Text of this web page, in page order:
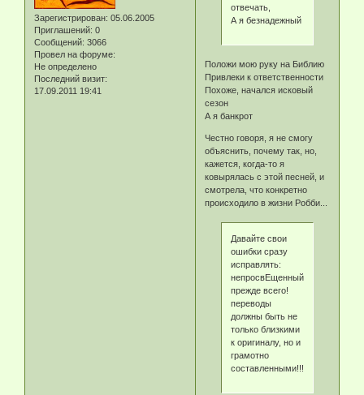
Зарегистрирован: 05.06.2005
Приглашений: 0
Сообщений: 3066
Провел на форуме:
Не определено
Последний визит:
17.09.2011 19:41
отвечать,
А я безнадежный
Положи мою руку на Библию
Привлеки к ответственности
Похоже, начался исковый
сезон
А я банкрот
Честно говоря, я не смогу
объяснить, почему так, но,
кажется, когда-то я
ковырялась с этой песней, и
смотрела, что конкретно
происходило в жизни Робби...
Давайте свои
ошибки сразу
исправлять:
непросвЕщенный,
прежде всего!
переводы
должны быть не
только близкими
к оригиналу, но и
грамотно
составленными!!!